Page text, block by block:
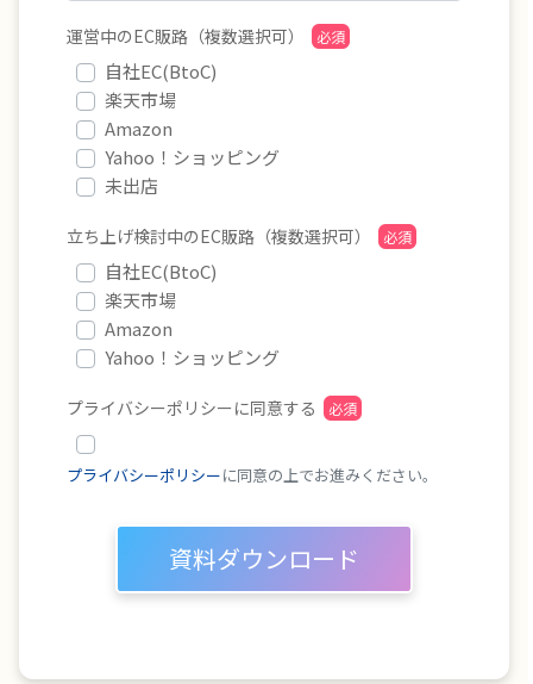
運営中のEC販路（複数選択可）
自社EC(BtoC)
楽天市場
Amazon
Yahoo！ショッピング
未出店
立ち上げ検討中のEC販路（複数選択可）
自社EC(BtoC)
楽天市場
Amazon
Yahoo！ショッピング
プライバシーポリシーに同意する
プライバシーポリシーに同意の上でお進みください。